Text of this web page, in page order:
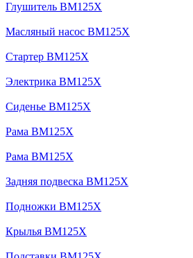
Глушитель BM125X
Масляный насос BM125X
Стартер BM125X
Электрика BM125X
Сиденье BM125X
Рама BM125X
Рама BM125X
Задняя подвеска BM125X
Подножки BM125X
Крылья BM125X